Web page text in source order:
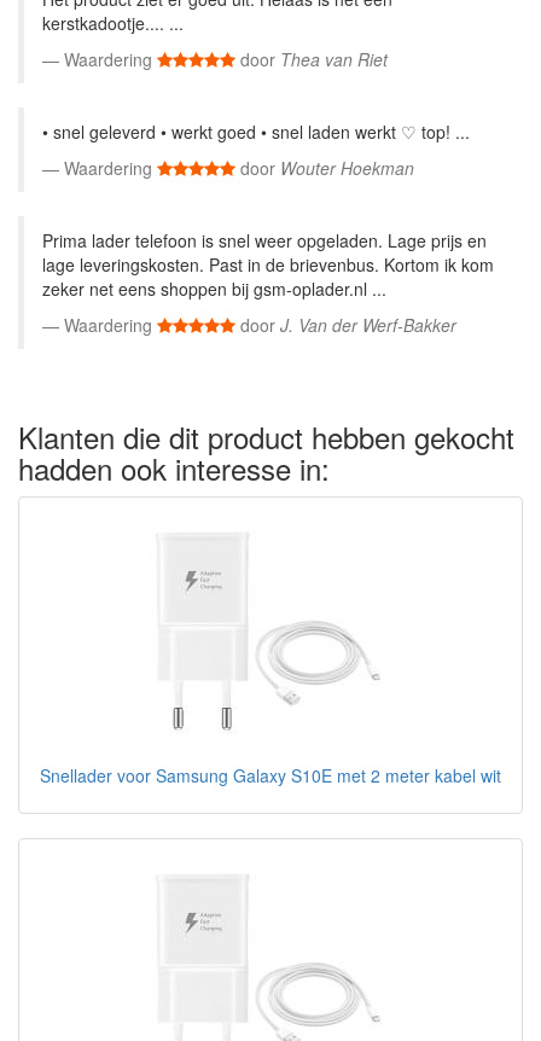
kerstkadootje.... ...
Waardering
door Thea van Riet
• snel geleverd • werkt goed • snel laden werkt ♡ top! ...
Waardering
door Wouter Hoekman
Prima lader telefoon is snel weer opgeladen. Lage prijs en
lage leveringskosten. Past in de brievenbus. Kortom ik kom
zeker net eens shoppen bij gsm-oplader.nl ...
Waardering
door J. Van der Werf-Bakker
Klanten die dit product hebben gekocht
hadden ook interesse in:
Snellader voor Samsung Galaxy S10E met 2 meter kabel wit